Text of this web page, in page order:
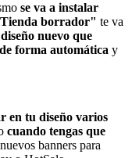
se va a instalar
borrador" te va
nuevo que
forma automática y
en tu diseño varios
cuando tengas que
banners para